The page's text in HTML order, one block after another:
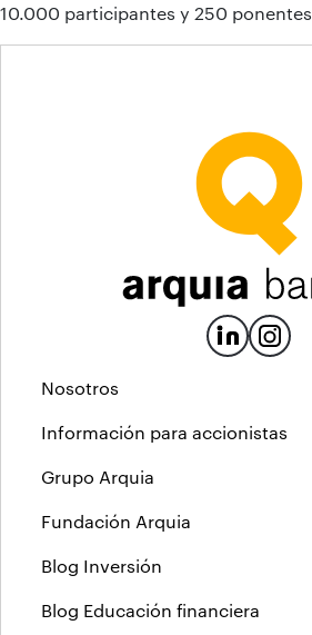
10.000 participantes y 250 ponentes.
Nosotros
Información para accionistas
Grupo Arquia
Fundación Arquia
Blog Inversión
Blog Educación financiera